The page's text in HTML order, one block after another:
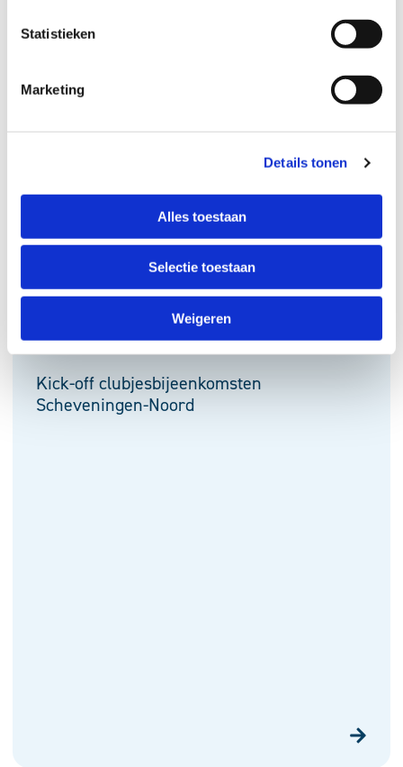
Statistieken
Marketing
Details tonen
Alles toestaan
Selectie toestaan
Weigeren
Kick-off clubjesbijeenkomsten
Scheveningen-Noord